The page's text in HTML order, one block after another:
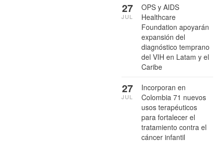
OPS y AIDS
Healthcare
Foundation apoyarán
expansión del
diagnóstico temprano
del VIH en Latam y el
Caribe
27
JUL
Incorporan en
Colombia 71 nuevos
usos terapéuticos
para fortalecer el
tratamiento contra el
cáncer infantil
27
JUL